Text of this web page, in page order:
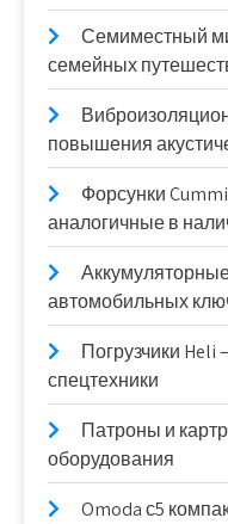
Семиместный
семейных
повышения
Форсунки
аналогичные в
автомобильных
Погрузчики Heli
спецтехники
Патроны и
оборудования
Omoda с5